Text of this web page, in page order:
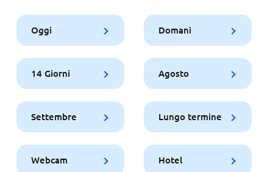
Oggi Domani
14 Giorni Agosto
Settembre Lungo termine
Webcam Hotel